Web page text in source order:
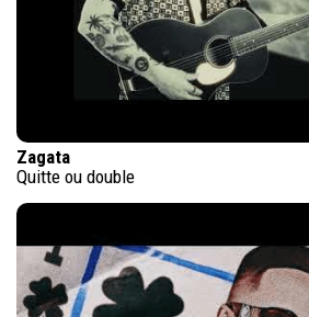
Zagata
Quitte ou double